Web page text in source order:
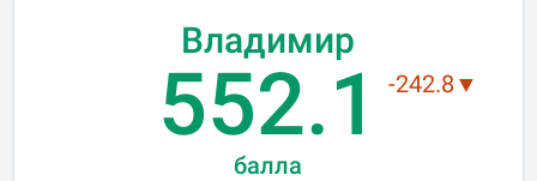
Владимир
552.1
балла
-242.8▼